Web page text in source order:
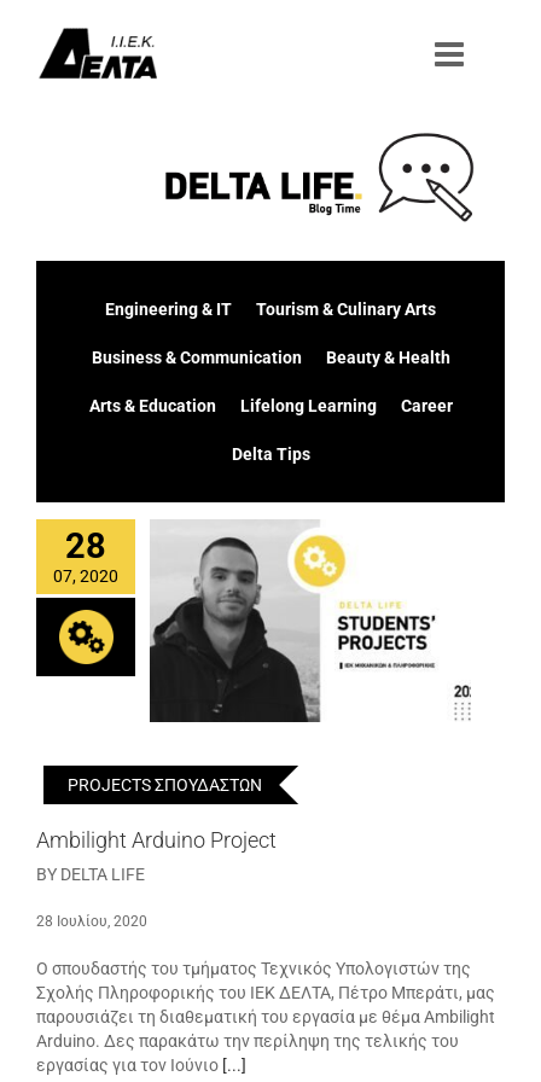
περιεχόμενο
Engineering & IT Tourism & Culinary Arts
Business & Communication Beauty & Health
Arts & Education Lifelong Learning Career
Delta Tips
28
07, 2020
PROJECTS ΣΠΟΥΔΑΣΤΩΝ
Ambilight Arduino Project
BY DELTA LIFE
28 Ιουλίου, 2020
Ο σπουδαστής του τμήματος Τεχνικός Υπολογιστών της
Σχολής Πληροφορικής του ΙΕΚ ΔΕΛΤΑ, Πέτρο Μπεράτι, μας
παρουσιάζει τη διαθεματική του εργασία με θέμα Ambilight
Arduino. Δες παρακάτω την περίληψη της τελικής του
εργασίας για τον Ιούνιο [...]